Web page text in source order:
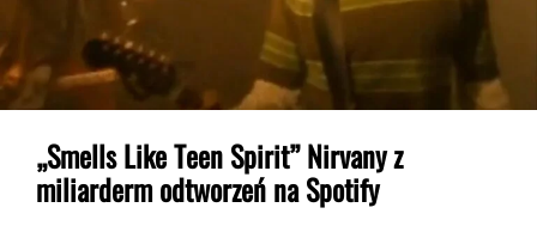
„Smells Like Teen Spirit” Nirvany z
miliarderm odtworzeń na Spotify